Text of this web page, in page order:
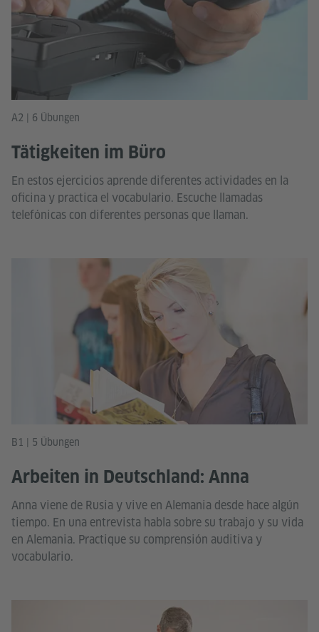
A2 | 6 Übungen
Tätigkeiten im Büro
En estos ejercicios aprende diferentes actividades en la
oficina y practica el vocabulario. Escuche llamadas
telefónicas con diferentes personas que llaman.
B1 | 5 Übungen
Arbeiten in Deutschland: Anna
Anna viene de Rusia y vive en Alemania desde hace algún
tiempo. En una entrevista habla sobre su trabajo y su vida
en Alemania. Practique su comprensión auditiva y
vocabulario.